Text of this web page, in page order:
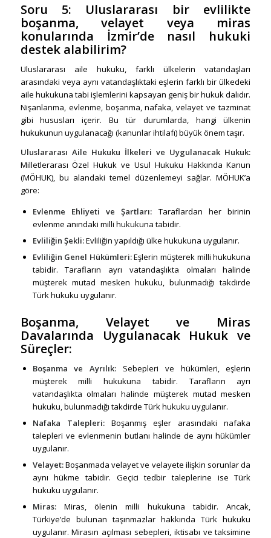
Soru 5: Uluslararası bir evlilikte
boşanma, velayet veya miras
konularında İzmir’de nasıl hukuki
destek alabilirim?
Uluslararası aile hukuku, farklı ülkelerin vatandaşları
arasındaki veya aynı vatandaşlıktaki eşlerin farklı bir ülkedeki
aile hukukuna tabi işlemlerini kapsayan geniş bir hukuk dalıdır.
Nişanlanma, evlenme, boşanma, nafaka, velayet ve tazminat
gibi hususları içerir. Bu tür durumlarda, hangi ülkenin
hukukunun uygulanacağı (kanunlar ihtilafı) büyük önem taşır.
Uluslararası Aile Hukuku İlkeleri ve Uygulanacak Hukuk:
Milletlerarası Özel Hukuk ve Usul Hukuku Hakkında Kanun
(MÖHUK), bu alandaki temel düzenlemeyi sağlar. MÖHUK’a
göre:
Evlenme Ehliyeti ve Şartları: Taraflardan her birinin
evlenme anındaki milli hukukuna tabidir.
Evliliğin Şekli:Evliliğin yapıldığı ülke hukukuna uygulanır.
Evliliğin Genel Hükümleri:Eşlerin müşterek milli hukukuna
tabidir. Tarafların ayrı vatandaşlıkta olmaları halinde
müşterek mutad mesken hukuku, bulunmadığı takdirde
Türk hukuku uygulanır.
Boşanma, Velayet ve Miras
Davalarında Uygulanacak Hukuk ve
Süreçler:
Boşanma ve Ayrılık: Sebepleri ve hükümleri, eşlerin
müşterek milli hukukuna tabidir. Tarafların ayrı
vatandaşlıkta olmaları halinde müşterek mutad mesken
hukuku, bulunmadığı takdirde Türk hukuku uygulanır.
Nafaka Talepleri:Boşanmış eşler arasındaki nafaka
talepleri ve evlenmenin butlanı halinde de aynı hükümler
uygulanır.
Velayet:Boşanmada velayet ve velayete ilişkin sorunlar da
aynı hükme tabidir. Geçici tedbir taleplerine ise Türk
hukuku uygulanır.
Miras:Miras, ölenin milli hukukuna tabidir. Ancak,
Türkiye’de bulunan taşınmazlar hakkında Türk hukuku
uygulanır. Mirasın açılması sebepleri, iktisabı ve taksimine